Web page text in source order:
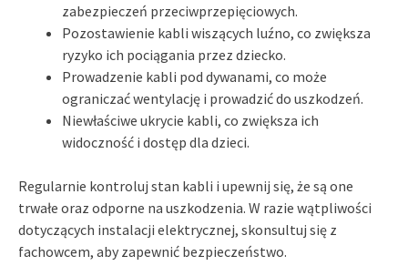
zabezpieczeń przeciwprzepięciowych.
Pozostawienie kabli wiszących luźno, co zwiększa
ryzyko ich pociągania przez dziecko.
Prowadzenie kabli pod dywanami, co może
ograniczać wentylację i prowadzić do uszkodzeń.
Niewłaściwe ukrycie kabli, co zwiększa ich
widoczność i dostęp dla dzieci.
Regularnie kontroluj stan kabli i upewnij się, że są one
trwałe oraz odporne na uszkodzenia. W razie wątpliwości
dotyczących instalacji elektrycznej, skonsultuj się z
fachowcem, aby zapewnić bezpieczeństwo.